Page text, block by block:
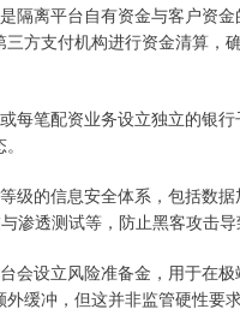
隔离平台自有资金与客户资
方支付机构进行资金清算，
每笔配资业务设立独立的银
级的信息安全体系，包括数
渗透测试等，防止黑客攻击导
会设立风险准备金，用于在
缓冲，但这并非监管硬性要